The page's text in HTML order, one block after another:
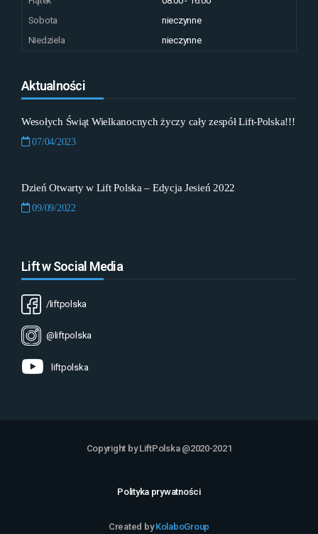
Sobota
nieczynne
Niedziela
nieczynne
Aktualności
Wesołych Świąt Wielkanocnych życzy cały zespół Lift-Polska!!!
07/04/2023
Dzień Otwarty w Lift Polska – Edycja Jesień 2022
09/09/2022
Lift w Social Media
/liftpolska
@liftpolska
liftpolska
Copyright by LiftPolska @2020-2021
Polityka prywatności
Created byKolaboGroup